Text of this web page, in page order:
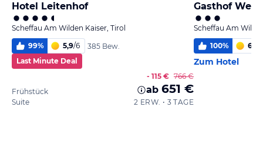
Hotel Leitenhof
Scheffau Am Wilden Kaiser, Tirol
99% 5,9/6
385 Bew.
Last Minute Deal
Frühstück
Suite
- 115 € 766 €
ab 651 €
2 ERW. • 3 TAGE
Gasthof
Scheffau Am
100% 6,0
Zum Hotel